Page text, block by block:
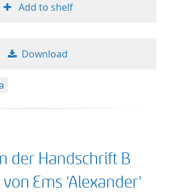
Add to shelf
Download
der Handschrift B
Ems 'Alexander'